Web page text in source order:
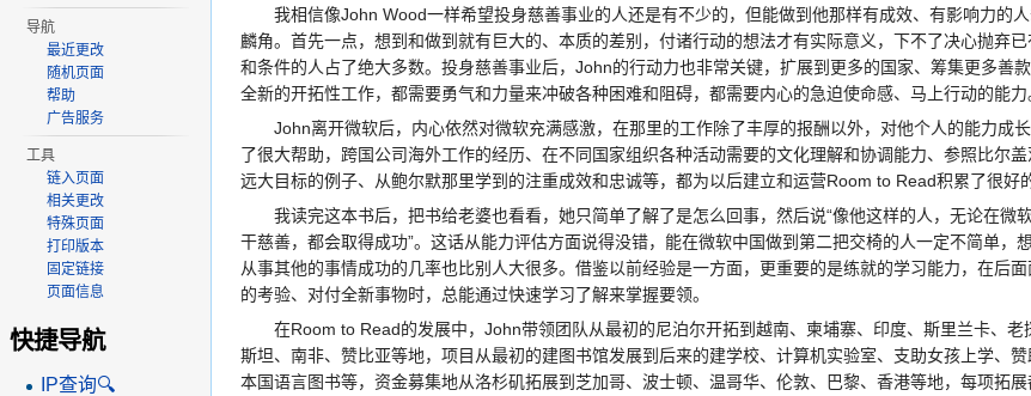
我相信像John Wood一样希望投身慈善事业的人还是有不少的，但能做到他那样有成效、有影响力的
麟角。首先一点，想到和做到就有巨大的、本质的差别，付诸行动的想法才有实际意义，下不了决心抛弃
和条件的人占了绝大多数。投身慈善事业后，John的行动力也非常关键，扩展到更多的国家、筹集更多善
全新的开拓性工作，都需要勇气和力量来冲破各种困难和阻碍，都需要内心的急迫使命感、马上行动的能力
John离开微软后，内心依然对微软充满感激，在那里的工作除了丰厚的报酬以外，对他个人的能力成
了很大帮助，跨国公司海外工作的经历、在不同国家组织各种活动需要的文化理解和协调能力、参照比尔盖
远大目标的例子、从鲍尔默那里学到的注重成效和忠诚等，都为以后建立和运营Room to Read积累了很好
我读完这本书后，把书给老婆也看看，她只简单了解了是怎么回事，然后说“像他这样的人，无论在微
干慈善，都会取得成功”。这话从能力评估方面说得没错，能在微软中国做到第二把交椅的人一定不简单，
从事其他的事情成功的几率也比别人大很多。借鉴以前经验是一方面，更重要的是练就的学习能力，在后
的考验、对付全新事物时，总能通过快速学习了解来掌握要领。
在Room to Read的发展中，John带领团队从最初的尼泊尔开拓到越南、柬埔寨、印度、斯里兰卡、老
斯坦、南非、赞比亚等地，项目从最初的建图书馆发展到后来的建学校、计算机实验室、支助女孩上学、赞
本国语言图书等，资金募集地从洛杉矶拓展到芝加哥、波士顿、温哥华、伦敦、巴黎、香港等地，每项拓
导航
最近更改
随机页面
帮助
广告服务
工具
链入页面
相关更改
特殊页面
打印版本
固定链接
页面信息
快捷导航
IP查询🔍